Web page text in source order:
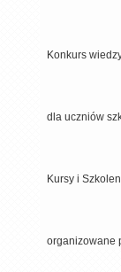
Konkurs
dla uczniów
Kursy i
organizowane